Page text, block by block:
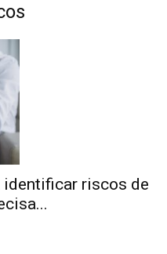
identificar riscos de